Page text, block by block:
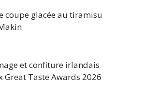
coupe glacée au tiramisu
et confiture irlandais
Great Taste Awards 2026